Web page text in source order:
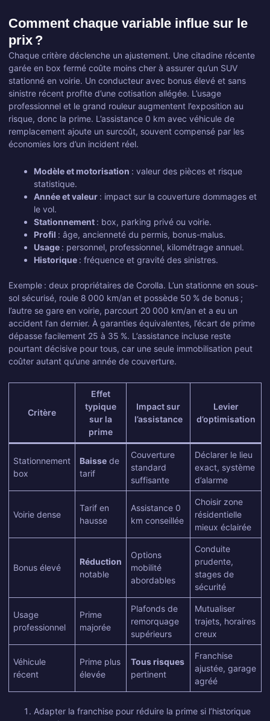
Comment chaque variable influe sur le
prix ?
Chaque critère déclenche un ajustement. Une citadine récente
garée en box fermé coûte moins cher à assurer qu’un SUV
stationné en voirie. Un conducteur avec bonus élevé et sans
sinistre récent profite d’une cotisation allégée. L’usage
professionnel et le grand rouleur augmentent l’exposition au
risque, donc la prime. L’assistance 0 km avec véhicule de
remplacement ajoute un surcoût, souvent compensé par les
économies lors d’un incident réel.
Modèle et motorisation : valeur des pièces et risque
statistique.
Année et valeur : impact sur la couverture dommages et
le vol.
Stationnement : box, parking privé ou voirie.
Profil : âge, ancienneté du permis, bonus-malus.
Usage : personnel, professionnel, kilométrage annuel.
Historique : fréquence et gravité des sinistres.
Exemple : deux propriétaires de Corolla. L’un stationne en sous-
sol sécurisé, roule 8 000 km/an et possède 50 % de bonus ;
l’autre se gare en voirie, parcourt 20 000 km/an et a eu un
accident l’an dernier. À garanties équivalentes, l’écart de prime
dépasse facilement 25 à 35 %. L’assistance incluse reste
pourtant décisive pour tous, car une seule immobilisation peut
coûter autant qu’une année de couverture.
Critère
Effet
typique
sur la
prime
Impact sur
l’assistance
Levier
d’optimisation
Stationnement
box
Baisse de
tarif
Couverture
standard
suffisante
Déclarer le lieu
exact, système
d’alarme
Voirie dense
Tarif en
hausse
Assistance 0
km conseillée
Choisir zone
résidentielle
mieux éclairée
Bonus élevé
Réduction
notable
Options
mobilité
abordables
Conduite
prudente,
stages de
sécurité
Usage
professionnel
Prime
majorée
Plafonds de
remorquage
supérieurs
Mutualiser
trajets, horaires
creux
Véhicule
récent
Prime plus
élevée
Tous risques
pertinent
Franchise
ajustée, garage
agréé
Adapter la franchise pour réduire la prime si l’historique